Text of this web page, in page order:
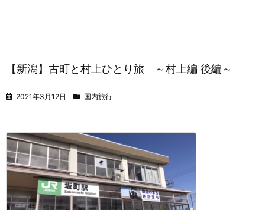
【新潟】古町と村上ひとり旅 ～村上編 後編～
2021年3月12日 国内旅行